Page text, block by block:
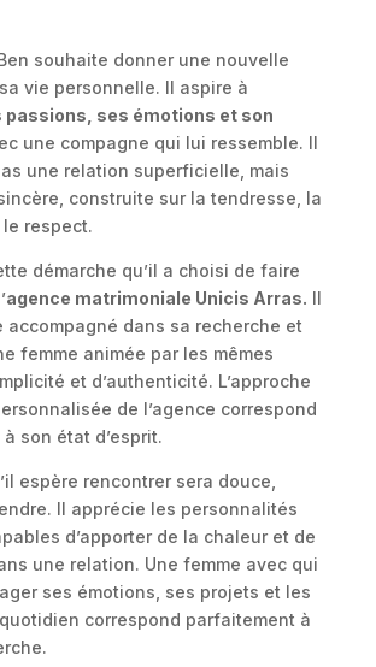
souhaite donner une nouvelle
vie personnelle. Il aspire à
passions, ses émotions et son
une compagne qui lui ressemble. Il
une relation superficielle, mais
construite sur la tendresse, la
respect.
démarche qu’il a choisi de faire
agence matrimoniale Unicis Arras. Il
accompagné dans sa recherche et
femme animée par les mêmes
et d’authenticité. L’approche
de l’agence correspond
son état d’esprit.
espère rencontrer sera douce,
Il apprécie les personnalités
d’apporter de la chaleur et de
une relation. Une femme avec qui
ses émotions, ses projets et les
correspond parfaitement à